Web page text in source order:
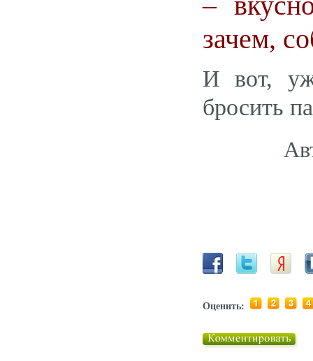
зачем,
И вот,
бросить
Оценить: